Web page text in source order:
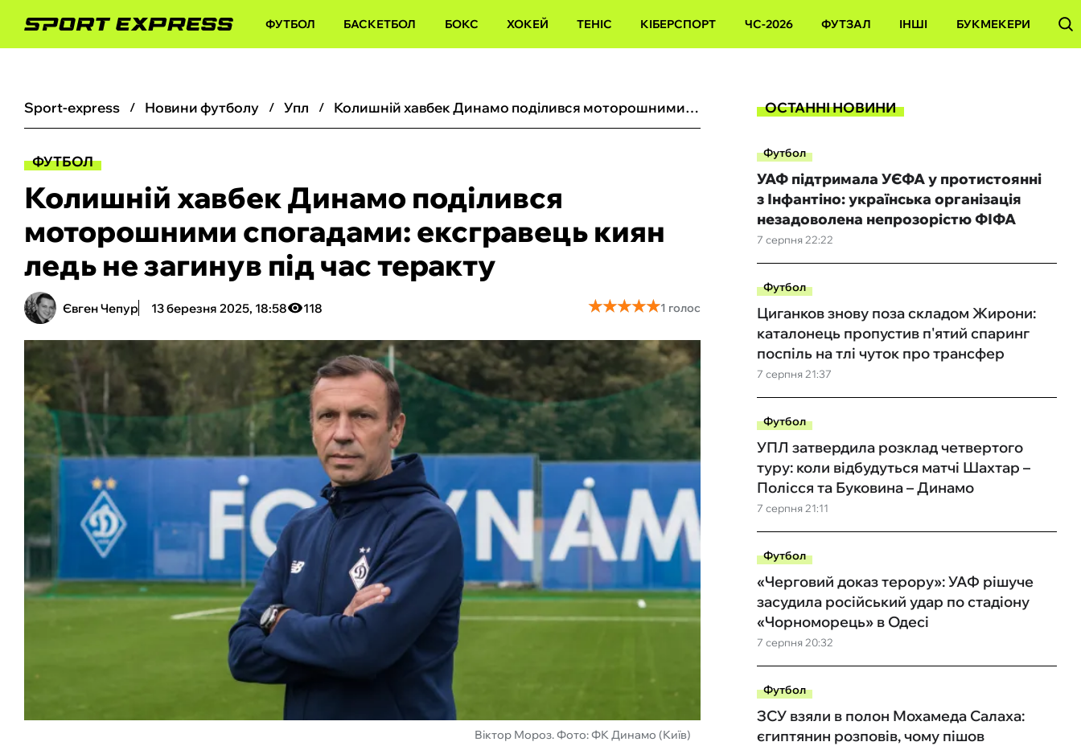
ФУТБОЛ БАСКЕТБОЛ БОКС ХОКЕЙ ТЕНІС КІБЕРСПОРТ ЧС-2026 ФУТЗАЛ ІНШІ БУКМЕКЕРИ
sport-express новини футболу упл Колишній хавбек Динамо поділився моторошними спогадами: ексгравець киян ледь не загинув під час теракту
ФУТБОЛ
Колишній хавбек Динамо поділився
моторошними спогадами: ексгравець киян
ледь не загинув під час теракту
Євген Чепур 13 березня 2025, 18:58 118 ★★★★★
★★★★★1 голос
Віктор Мороз. Фото: ФК Динамо (Київ)
ОСТАННІ НОВИНИ
Футбол
7 серпня 22:22
УАФ підтримала УЄФА у протистоянні
з Інфантіно: українська організація
незадоволена непрозорістю ФІФА
Футбол
7 серпня 21:37
Циганков знову поза складом Жирони:
каталонець пропустив п'ятий спаринг
поспіль на тлі чуток про трансфер
Футбол
7 серпня 21:11
УПЛ затвердила розклад четвертого
туру: коли відбудуться матчі Шахтар –
Полісся та Буковина – Динамо
Футбол
7 серпня 20:32
«Черговий доказ терору»: УАФ рішуче
засудила російський удар по стадіону
«Чорноморець» в Одесі
Футбол
ЗСУ взяли в полон Мохамеда Салаха:
єгиптянин розповів, чому пішов